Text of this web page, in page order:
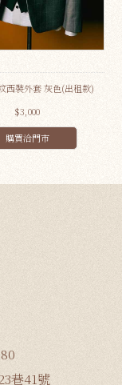
西裝外套 灰色(出租款)
$3,000
購買洽門市
巷41號